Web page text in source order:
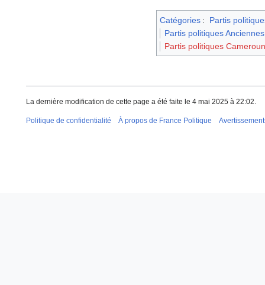
Catégories :
Partis
Partis politiques
Partis politiques Cameroun
La dernière modification de cette page a été faite le 4 mai 2025 à 22:02.
Politique de confidentialité À propos de France Politique